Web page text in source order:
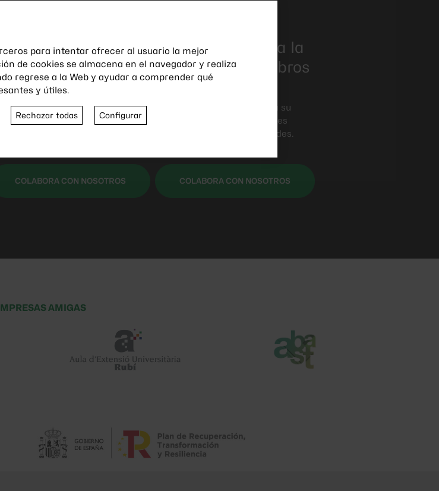
asociación es posible gracias a la
y apoyo de nuestros miembros
colaboradores.
quieres formar parte de esta comunidad dinámica y contribuir a su
te invitamos a unirte a nosotros. Descubre las múltiples
de colaborar y participar en nuestros proyectos y actividades.
COLABORA CON NOSOTROS COLABORA CON NOSOTROS
AMIGAS
para intentar ofrecer al usuario la mejor
de cookies se almacena en el navegador y realiza
regrese a la Web y ayudar a comprender qué
y útiles.
Rechazar todas Configurar